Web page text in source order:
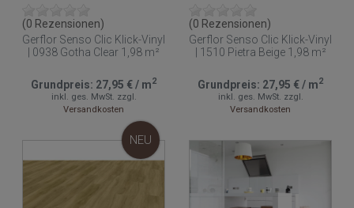
(0 Rezensionen)
Gerflor Senso Clic Klick-Vinyl
| 0938 Gotha Clear 1,98 m²
Grundpreis: 27,95 €/ m2
inkl. ges. MwSt. zzgl.
Versandkosten
(0 Rezensionen)
Gerflor Senso Clic Klick-Vinyl
| 1510 Pietra Beige 1,98 m²
Grundpreis: 27,95 €/ m2
inkl. ges. MwSt. zzgl.
Versandkosten
NEU